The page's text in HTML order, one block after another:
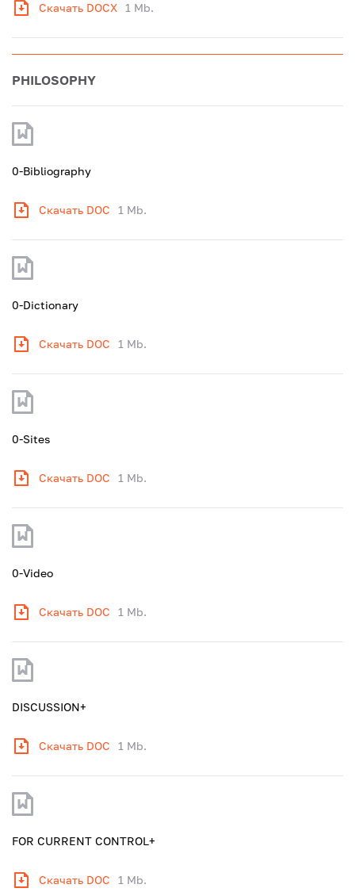
Скачать DOCX 1 Mb.
PHILOSOPHY
0-Bibliography
Скачать DOC 1 Mb.
0-Dictionary
Скачать DOC 1 Mb.
0-Sites
Скачать DOC 1 Mb.
0-Video
Скачать DOC 1 Mb.
DISCUSSION+
Скачать DOC 1 Mb.
FOR CURRENT CONTROL+
Скачать DOC 1 Mb.